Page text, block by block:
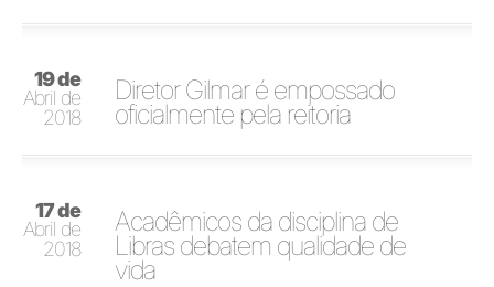
19 de
Abril de
2018
Diretor Gilmar é empossado
oficialmente pela reitoria
17 de
Abril de
2018
Acadêmicos da disciplina de
Libras debatem qualidade de
vida